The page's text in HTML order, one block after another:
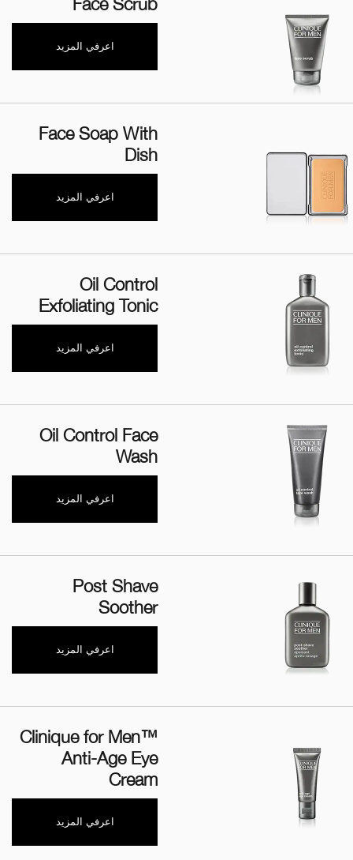
اعرفي المزيد
Face Soap With
Dish
اعرفي المزيد
Oil Control
Exfoliating Tonic
اعرفي المزيد
Oil Control Face
Wash
اعرفي المزيد
Post Shave
Soother
اعرفي المزيد
Clinique for Men™
Anti-Age Eye
Cream
اعرفي المزيد